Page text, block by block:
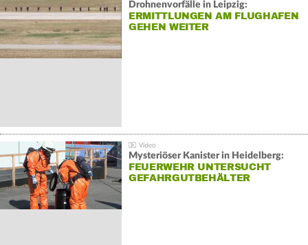
Drohnenvorfälle in Leipzig:
ERMITTLUNGEN AM FLUGHAFEN
GEHEN WEITER
Mysteriöser Kanister in Heidelberg:
FEUERWEHR UNTERSUCHT
GEFAHRGUTBEHÄLTER